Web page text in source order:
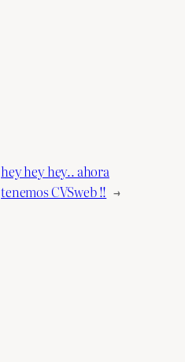
hey hey hey.. ahora
tenemos CVSweb !! →